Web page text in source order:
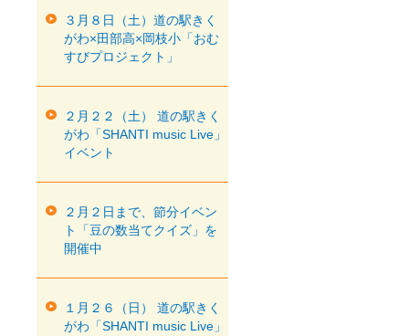
３月８日（土）道の駅きく
がわ×田部高×岡枝小「おむ
すびプロジェクト」
２月２２（土） 道の駅きく
がわ「SHANTI music Live」
イベント
２月２日まで、節分イベン
ト「豆の数当てクイズ」を
開催中
１月２６（日） 道の駅きく
がわ「SHANTI music Live」